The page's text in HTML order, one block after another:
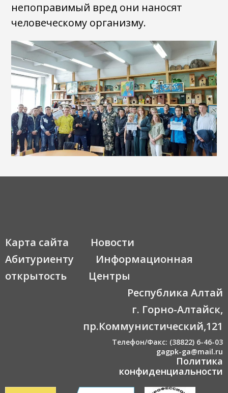
непоправимый вред они наносят
человеческому организму.
Карта сайта
Новости
Абитуриенту
Информационная
открытость
Центры
Республика Алтай
г. Горно-Алтайск,
пр.Коммунистический,121
Телефон/Факс: (38822) 6-46-03
gagpk-ga@mail.ru
Политика
конфиденциальности